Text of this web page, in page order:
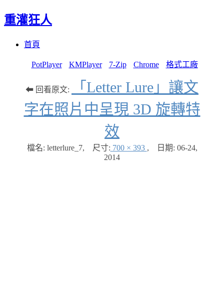
重灌狂人
首頁
PotPlayer KMPlayer 7-Zip Chrome 格式工廠
⬅ 回看原文:
「Letter Lure」讓文
字在照片中呈現 3D 旋轉特
效
檔名: letterlure_7, 尺寸: 700 × 393 , 日期: 06-24,
2014